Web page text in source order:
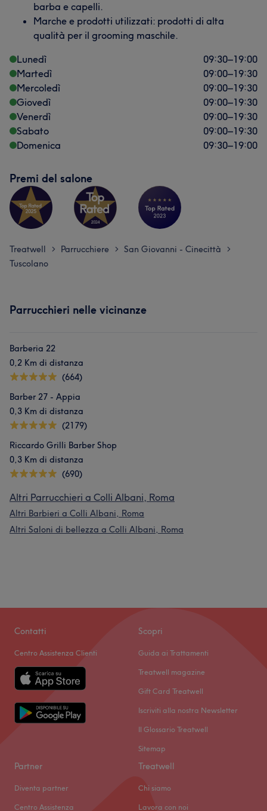
barba e capelli.
Marche e prodotti utilizzati: prodotti di alta
qualità per il grooming maschile.
Lunedì
09:30–19:00
Martedì
09:00–19:30
Mercoledì
09:00–19:30
Giovedì
09:00–19:30
Venerdì
09:00–19:30
Sabato
09:00–19:30
Domenica
09:30–19:00
Premi del salone
Treatwell > Parrucchiere > San Giovanni - Cinecittà >
Tuscolano
Parrucchieri nelle vicinanze
Barberia 22
0,2 Km di distanza
(664)
Barber 27 - Appia
0,3 Km di distanza
(2179)
Riccardo Grilli Barber Shop
0,3 Km di distanza
(690)
Altri Parrucchieri a Colli Albani, Roma
Altri Barbieri a Colli Albani, Roma
Altri Saloni di bellezza a Colli Albani, Roma
Contatti
Centro Assistenza Clienti
Scopri
Guida ai Trattamenti
Treatwell magazine
Gift Card Treatwell
Iscriviti alla nostra Newsletter
Il Glossario Treatwell
Sitemap
Partner
Diventa partner
Centro Assistenza
Treatwell
Chi siamo
Lavora con noi